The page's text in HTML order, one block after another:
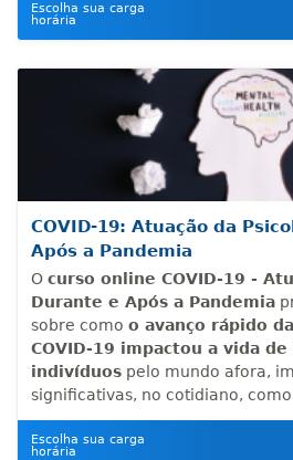
Escolha sua carga
horária
COVID-19: Atuação da
Após a Pandemia
O curso online COVID-19 -
Durante e Após a Pandemia
sobre como o avanço rápido
COVID-19 impactou a vida
indivíduos pelo mundo afora,
significativas, no cotidiano,
Escolha sua carga
horária